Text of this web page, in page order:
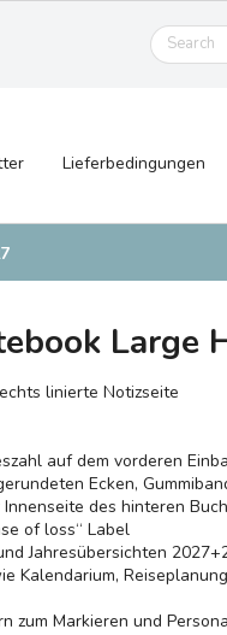
Lieferbedingungen
Large
linierte Notizseite
auf dem vorderen
Ecken,
des hinteren
of loss‘‘ Label
Jahresübersichten
Kalendarium,
zum Markieren und